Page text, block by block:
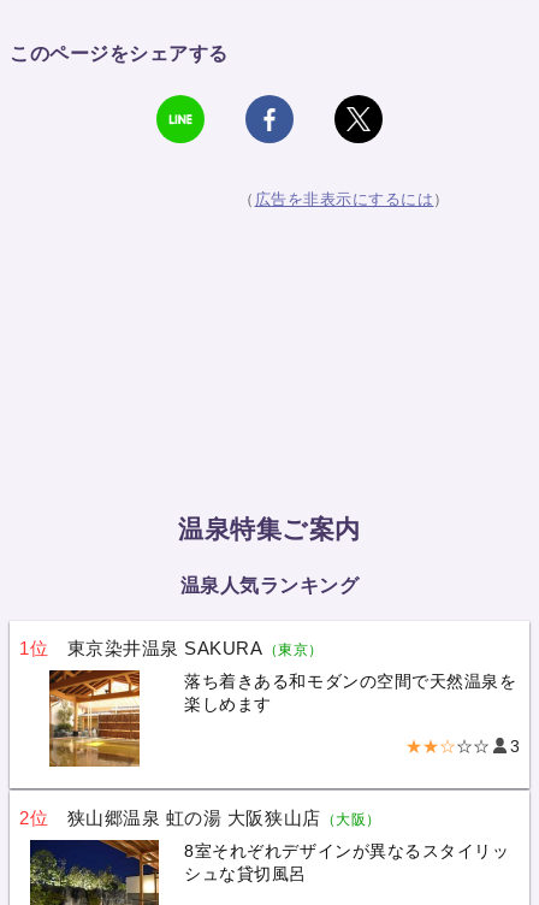
このページをシェアする
（ 広告を非表示にするには ）
温泉特集ご案内
温泉人気ランキング
1位 東京染井温泉 SAKURA （東京）
落ち着きある和モダンの空間で天然温泉を
楽しめます
★★☆☆☆ 3
2位 狭山郷温泉 虹の湯 大阪狭山店 （大阪）
8室それぞれデザインが異なるスタイリッ
シュな貸切風呂